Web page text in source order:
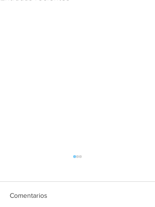
Comentarios